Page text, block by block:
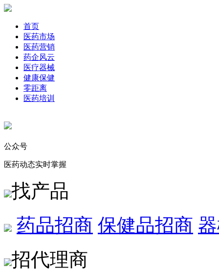
首页
医药市场
医药营销
药企风云
医疗器械
健康保健
零距离
医药培训
公众号
医药动态实时掌握
找产品
药品招商 保健品招商
招代理商